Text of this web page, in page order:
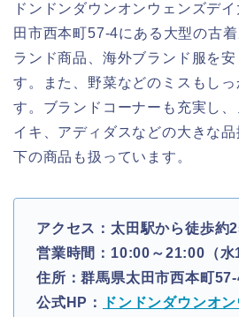
ドンドンダウンオンウェンズデ
田市西本町57-4にある大型の古
ランド商品、海外ブランド服を
す。また、野菜などのミスもしっ
す。ブランドコーナーも充実し
イキ、アディダスなどの大きな
下の商品も扱っています。
アクセス：太田駅から徒歩約
営業時間：10:00～21:00（水
住所：群馬県太田市西本町
公式HP：
ドンドンダウンオ